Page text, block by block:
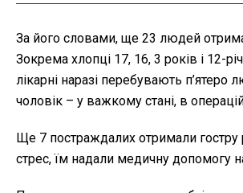
За його словами, ще 23 людей
Зокрема хлопці 17, 16, 3 років і 12-
лікарні наразі перебувають п’ятеро
чоловік – у важкому стані, в
Ще 7 постраждалих отримали гостру
стрес, їм надали медичну допомогу